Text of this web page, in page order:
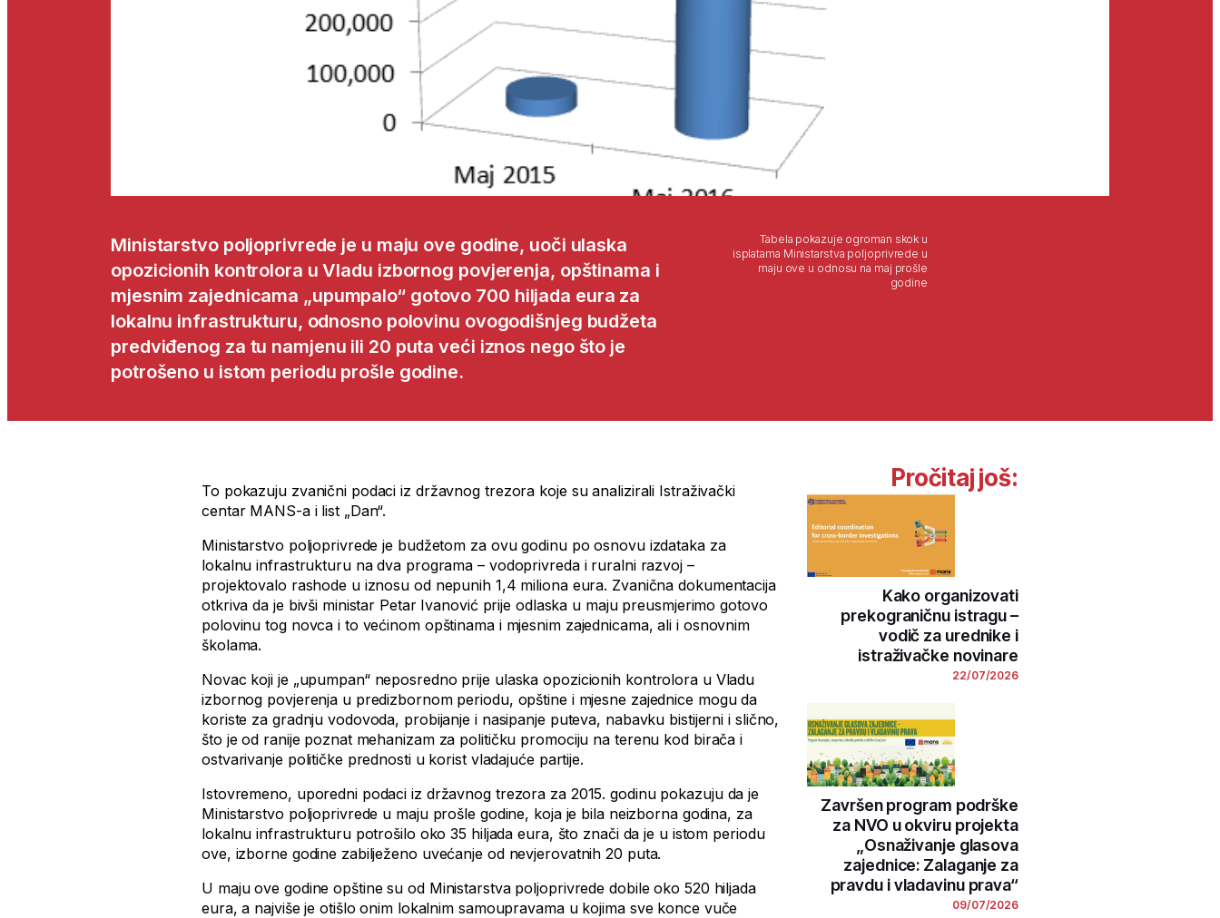
Ministarstvo poljoprivrede je u maju ove godine, uoči ulaska
opozicionih kontrolora u Vladu izbornog povjerenja, opštinama i
mjesnim zajednicama „upumpalo“ gotovo 700 hiljada eura za
lokalnu infrastrukturu, odnosno polovinu ovogodišnjeg budžeta
predviđenog za tu namjenu ili 20 puta veći iznos nego što je
potrošeno u istom periodu prošle godine.
Tabela pokazuje ogroman skok u
isplatama Ministarstva poljoprivrede u
maju ove u odnosu na maj prošle
godine
To pokazuju zvanični podaci iz državnog trezora koje su analizirali Istraživački
centar MANS-a i list „Dan“.
Ministarstvo poljoprivrede je budžetom za ovu godinu po osnovu izdataka za
lokalnu infrastrukturu na dva programa – vodoprivreda i ruralni razvoj –
projektovalo rashode u iznosu od nepunih 1,4 miliona eura. Zvanična dokumentacija
otkriva da je bivši ministar Petar Ivanović prije odlaska u maju preusmjerimo gotovo
polovinu tog novca i to većinom opštinama i mjesnim zajednicama, ali i osnovnim
školama.
Novac koji je „upumpan“ neposredno prije ulaska opozicionih kontrolora u Vladu
izbornog povjerenja u predizbornom periodu, opštine i mjesne zajednice mogu da
koriste za gradnju vodovoda, probijanje i nasipanje puteva, nabavku bistijerni i slično,
što je od ranije poznat mehanizam za političku promociju na terenu kod birača i
ostvarivanje političke prednosti u korist vladajuće partije.
Istovremeno, uporedni podaci iz državnog trezora za 2015. godinu pokazuju da je
Ministarstvo poljoprivrede u maju prošle godine, koja je bila neizborna godina, za
lokalnu infrastrukturu potrošilo oko 35 hiljada eura, što znači da je u istom periodu
ove, izborne godine zabilježeno uvećanje od nevjerovatnih 20 puta.
U maju ove godine opštine su od Ministarstva poljoprivrede dobile oko 520 hiljada
eura, a najviše je otišlo onim lokalnim samoupravama u kojima sve konce vuče
Pročitaj još:
Kako organizovati
prekograničnu istragu –
vodič za urednike i
istraživačke novinare
22/07/2026
Završen program podrške
za NVO u okviru projekta
„Osnaživanje glasova
zajednice: Zalaganje za
pravdu i vladavinu prava“
09/07/2026